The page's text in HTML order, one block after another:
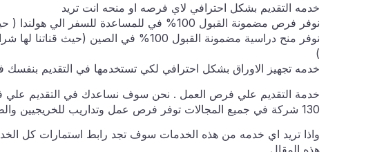
خدمه التقديم بشكل احترافي لاي فرصه او منحه انت تريد
نوفر فرص مضمونة القبول 100% في للمساعدة للسفر الي هولندا ( حيث لنا شراكة مع مؤسسة هولندية توفر ذلك )
نوفر منح دراسية مضمونة القبول 100% في
)
خدمه تجهيز الاوراق بشكل احترافي لكي تستخدمها في التقديم بنفسك
خدمة التقديم علي فرص العمل . نحن سوف نساعدك في التقديم علي
130 شركة في جميع المجالات توفر فرص عمل وتداريب للخريجيين والطلاب
واذا تريد اي خدمه من هذه الخدمات سوف تجد رابط استمارات كل